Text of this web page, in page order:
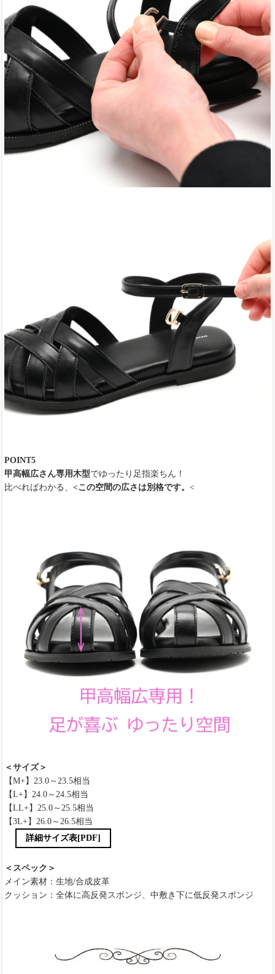
POINT5
甲高幅広さん専用木型でゆったり足指楽ちん！
比べればわかる、 <この空間の広さは別格です。 <
＜サイズ＞
【M+】23.0～23.5相当
【L+】24.0～24.5相当
【LL+】25.0～25.5相当
【3L+】26.0～26.5相当
詳細サイズ表[PDF]
＜スペック＞
メイン素材：生地/合成皮革
クッション：全体に高反発スポンジ、中敷き下に低反発スポンジ